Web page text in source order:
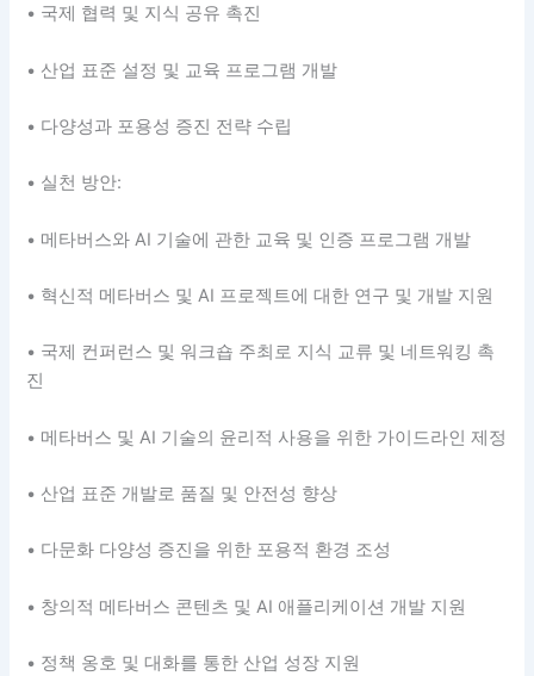
• 국제 협력 및 지식 공유 촉진
• 산업 표준 설정 및 교육 프로그램 개발
• 다양성과 포용성 증진 전략 수립
• 실천 방안:
• 메타버스와 AI 기술에 관한 교육 및 인증 프로그램 개발
• 혁신적 메타버스 및 AI 프로젝트에 대한 연구 및 개발 지원
• 국제 컨퍼런스 및 워크숍 주최로 지식 교류 및 네트워킹 촉
진
• 메타버스 및 AI 기술의 윤리적 사용을 위한 가이드라인 제정
• 산업 표준 개발로 품질 및 안전성 향상
• 다문화 다양성 증진을 위한 포용적 환경 조성
• 창의적 메타버스 콘텐츠 및 AI 애플리케이션 개발 지원
• 정책 옹호 및 대화를 통한 산업 성장 지원